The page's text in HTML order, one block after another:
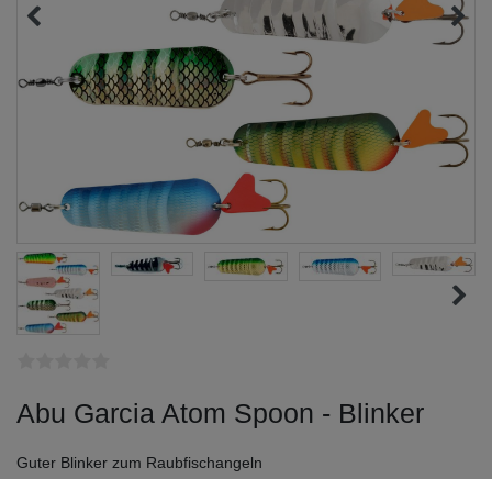
Abu Garcia Atom Spoon - Blinker
Guter Blinker zum Raubfischangeln